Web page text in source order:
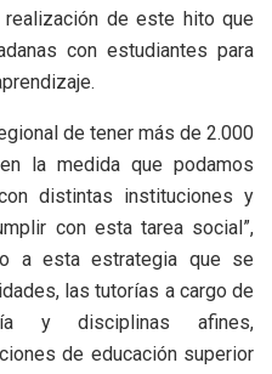
realización de este hito que
con estudiantes para
de tener más de 2.000
la medida que podamos
distintas instituciones y
con esta tarea social”,
a esta estrategia que se
las tutorías a cargo de
y disciplinas afines,
de educación superior